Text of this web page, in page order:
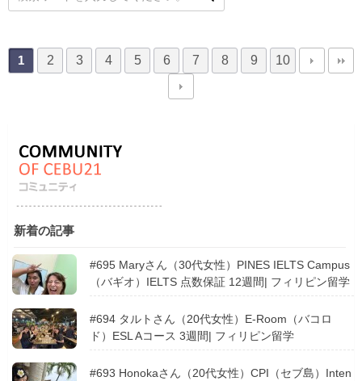
1 2 3 4 5 6 7 8 9 10
新着の記事
#695 Maryさん（30代女性）PINES IELTS Campus
（バギオ）IELTS 点数保証 12週間| フィリピン留学
#694 タルトさん（20代女性）E-Room（バコロ
ド）ESL Aコース 3週間| フィリピン留学
#693 Honokaさん（20代女性）CPI（セブ島）Inten